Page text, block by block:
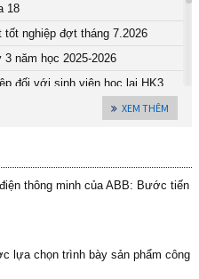
18
tốt nghiệp đợt tháng 7.2026
năm học 2025-2026
đối với sinh viên học lại HK3
sinh viên học lại HK2 2025-
Thạc sĩ, ngày 06 tháng 6
sinh đợt tháng 6.2026
XEM THÊM
thông minh của ABB: Bước tiến
lựa chọn trình bày sản phẩm công